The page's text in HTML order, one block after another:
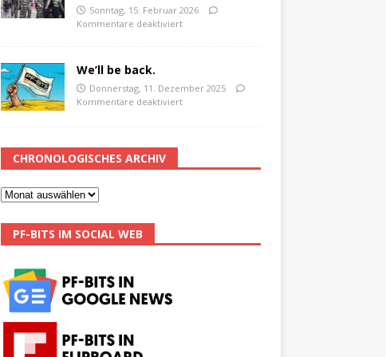
Sonntag, 15. Februar 2026
Kommentare deaktiviert
We’ll be back.
Donnerstag, 11. Dezember 2025
Kommentare deaktiviert
CHRONOLOGISCHES ARCHIV
PF-BITS IM SOCIAL WEB